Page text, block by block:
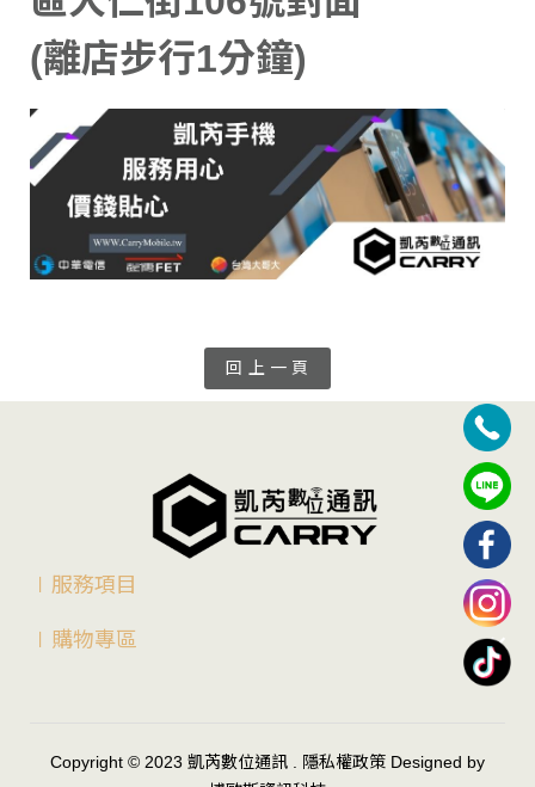
(離店步行1分鐘)
回 上 一 頁
∣服務項目
∣購物專區
Copyright © 2023 凱芮數位通訊 隱私權政策 Designed by